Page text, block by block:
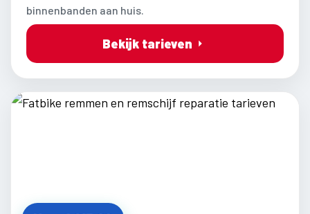
binnenbanden aan huis.
Bekijk tarieven